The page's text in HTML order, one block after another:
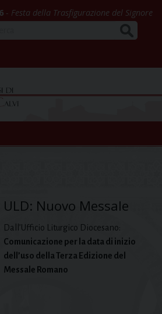
Festa della Trasfigurazione del Signore
Nuovo Messale
Dall’Ufficio Liturgico Diocesano:
Comunicazione per la data di inizio
dell’uso della Terza Edizione del
Messale Romano